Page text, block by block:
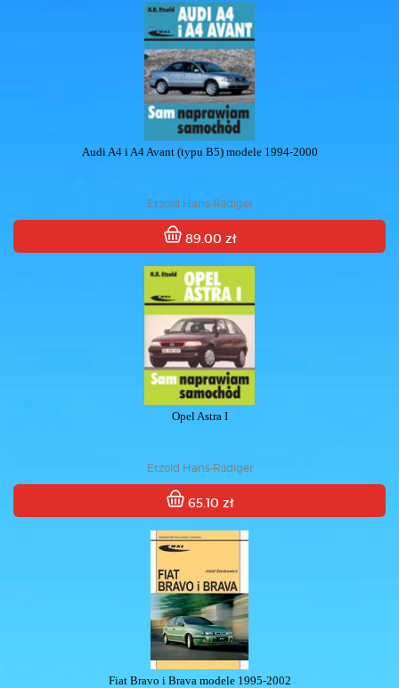
Audi A4 i A4 Avant (typu B5) modele 1994-2000
Etzold Hans-Rüdiger
89.00 zł
Opel Astra I
Etzold Hans-Rüdiger
65.10 zł
Fiat Bravo i Brava modele 1995-2002